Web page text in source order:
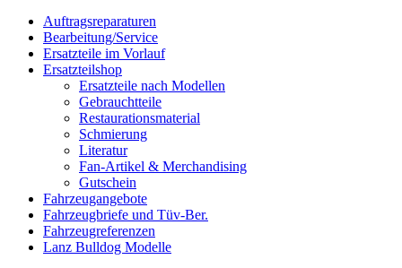
Auftragsreparaturen
Bearbeitung/Service
Ersatzteile im Vorlauf
Ersatzteilshop
Ersatzteile nach Modellen
Gebrauchtteile
Restaurationsmaterial
Schmierung
Literatur
Fan-Artikel & Merchandising
Gutschein
Fahrzeugangebote
Fahrzeugbriefe und Tüv-Ber.
Fahrzeugreferenzen
Lanz Bulldog Modelle